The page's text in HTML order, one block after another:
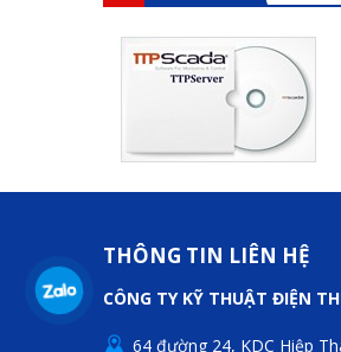
THÔNG TIN LIÊN HỆ
CÔNG TY KỸ THUẬT ĐIỆN
64 đường 24, KDC Hiệp